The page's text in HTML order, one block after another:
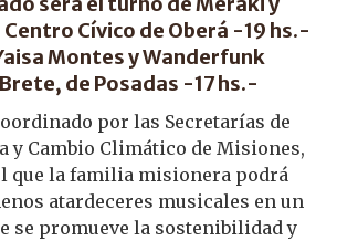
Cívico de Oberá -19 hs.-
Montes y Wanderfunk
de Posadas -17 hs.-
por las Secretarías de
y Cambio Climático de Misiones,
que la familia misionera podrá
atardeceres musicales en un
se promueve la sostenibilidad y